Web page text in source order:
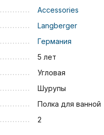
Accessories
Langberger
Германия
5 лет
Угловая
Шурупы
Полка для ванной
2